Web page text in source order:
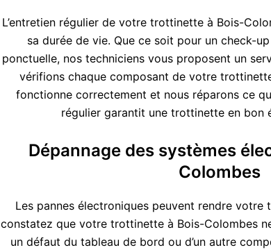
L’entretien régulier de votre trottinette à Bois-
sa durée de vie. Que ce soit pour un check-
ponctuelle, nos techniciens vous proposent un
vérifions chaque composant de votre
fonctionne correctement et nous réparons ce
régulier garantit une trottinette en bon
Dépannage des systèmes
Colombes
Les pannes électroniques peuvent rendre
constatez que votre trottinette à Bois-Colombes
un défaut du tableau de bord ou d’un autre